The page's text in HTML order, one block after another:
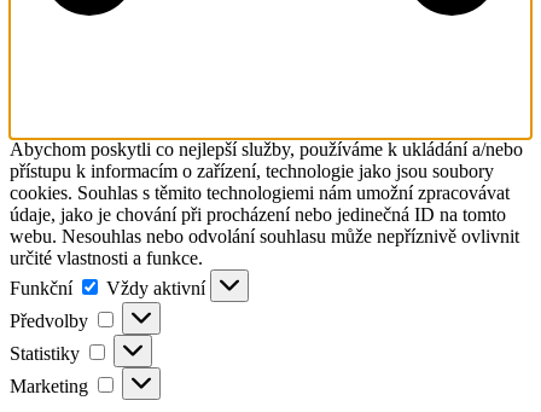
Abychom poskytli co nejlepší služby, používáme k ukládání a/nebo
přístupu k informacím o zařízení, technologie jako jsou soubory
cookies. Souhlas s těmito technologiemi nám umožní zpracovávat
údaje, jako je chování při procházení nebo jedinečná ID na tomto
webu. Nesouhlas nebo odvolání souhlasu může nepříznivě ovlivnit
určité vlastnosti a funkce.
Funkční
Funkční
Vždy aktivní
Předvolby
Předvolby
Statistiky Statistiky
Marketing Marketing